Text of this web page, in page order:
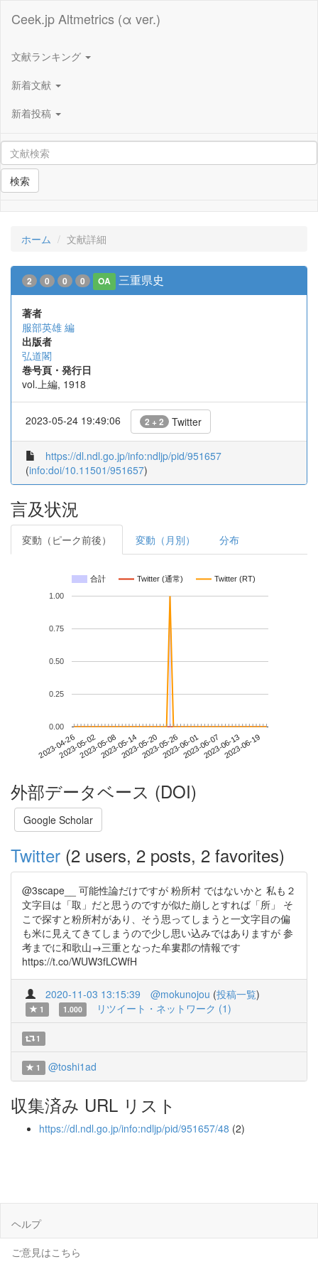
Ceek.jp Altmetrics (α ver.)
文献ランキング
新着文献
新着投稿
検索
ホーム 文献詳細
2 0 0 0 OA 三重県史
著者
服部英雄 編
出版者
弘道閣
巻号頁・発行日
vol.上編, 1918
2023-05-24 19:49:06 2 + 2 Twitter
https://dl.ndl.go.jp/info:ndljp/pid/951657
(info:doi/10.11501/951657)
言及状況
変動（ピーク前後） 変動（月別） 分布
合計 Twitter (通常) Twitter (RT)
2023-04-262023-05-022023-05-082023-05-142023-05-202023-05-262023-06-012023-06-072023-06-132023-06-19
0.00
0.25
0.50
0.75
1.00
外部データベース (DOI)
Google Scholar
Twitter (2 users, 2 posts, 2 favorites)
@3scape__ 可能性論だけですが 粉所村 ではないかと 私も２
文字目は「取」だと思うのですが似た崩しとすれば「所」 そ
こで探すと粉所村があり、そう思ってしまうと一文字目の偏
も米に見えてきてしまうので少し思い込みではありますが 参
考までに和歌山→三重となった牟婁郡の情報です
https://t.co/WUW3fLCWfH
2020-11-03 13:15:39 @mokunojou (投稿一覧)
1 1.000 リツイート・ネットワーク (1)
1
1 @toshi1ad
収集済み URL リスト
https://dl.ndl.go.jp/info:ndljp/pid/951657/48 (2)
ヘルプ
ご意見はこちら